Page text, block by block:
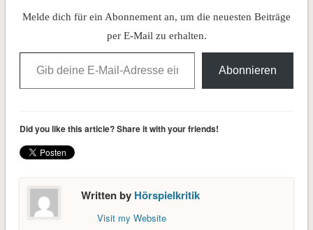
DICHT DICHTIG!“ liefert
eine ungewöhnliche Antwort.
Melde dich für ein Abonnement an, um die neuesten Beiträge
per E-Mail zu erhalten.
Gib deine E-Mail-Adresse ein ...
Abonnieren
Did you like this article? Share it with your friends!
Written by Hörspielkritik
Visit my Website